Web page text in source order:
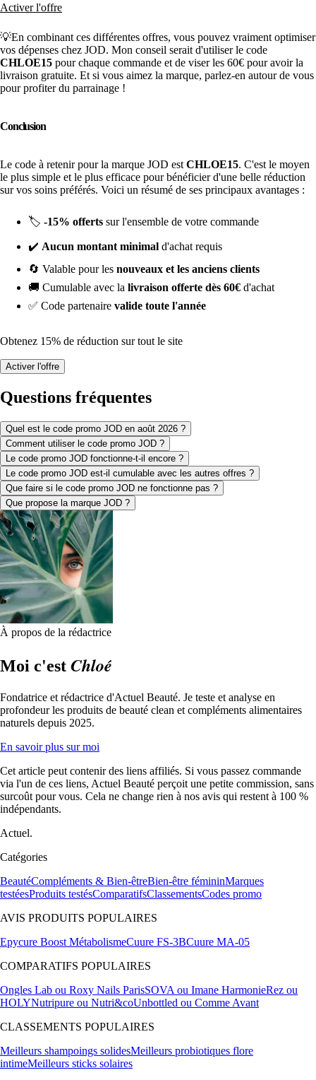
Activer l'offre
💡En combinant ces différentes offres, vous pouvez vraiment optimiser
vos dépenses chez JOD. Mon conseil serait d'utiliser le code
CHLOE15 pour chaque commande et de viser les 60€ pour avoir la
livraison gratuite. Et si vous aimez la marque, parlez-en autour de vous
pour profiter du parrainage !
Conclusion
Le code à retenir pour la marque JOD est CHLOE15. C'est le moyen
le plus simple et le plus efficace pour bénéficier d'une belle réduction
sur vos soins préférés. Voici un résumé de ses principaux avantages :
🏷️ -15% offerts sur l'ensemble de votre commande
✔️ Aucun montant minimal d'achat requis
🔄 Valable pour les nouveaux et les anciens clients
🚚 Cumulable avec la livraison offerte dès 60€ d'achat
✅ Code partenaire valide toute l'année
Obtenez 15% de réduction sur tout le site
Activer l'offre
Questions fréquentes
Quel est le code promo JOD en août 2026 ?
Comment utiliser le code promo JOD ?
Le code promo JOD fonctionne-t-il encore ?
Le code promo JOD est-il cumulable avec les autres offres ?
Que faire si le code promo JOD ne fonctionne pas ?
Que propose la marque JOD ?
À propos de la rédactrice
Moi c'est Chloé
Fondatrice et rédactrice d'Actuel Beauté. Je teste et analyse en
profondeur les produits de beauté clean et compléments alimentaires
naturels depuis 2025.
En savoir plus sur moi
Cet article peut contenir des liens affiliés. Si vous passez commande
via l'un de ces liens, Actuel Beauté perçoit une petite commission, sans
surcoût pour vous. Cela ne change rien à nos avis qui restent à 100 %
indépendants.
Actuel.
Catégories
BeautéCompléments & Bien-êtreBien-être fémininMarques
testéesProduits testésComparatifsClassementsCodes promo
AVIS PRODUITS POPULAIRES
Epycure Boost MétabolismeCuure FS-3BCuure MA-05
COMPARATIFS POPULAIRES
Ongles Lab ou Roxy Nails ParisSOVA ou Imane HarmonieRez ou
HOLYNutripure ou Nutri&coUnbottled ou Comme Avant
CLASSEMENTS POPULAIRES
Meilleurs shampoings solidesMeilleurs probiotiques flore
intimeMeilleurs sticks solaires